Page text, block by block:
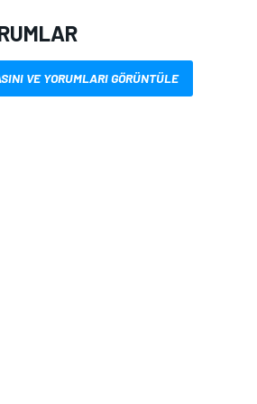
VE YORUMLARI GÖRÜNTÜLE